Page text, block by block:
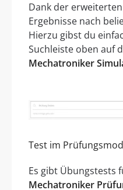
Dank der
Ergebnisse nach
Hierzu gibst du
Suchleiste oben auf
Mechatroniker
Test im
Es gibt Übungstests
Mechatroniker